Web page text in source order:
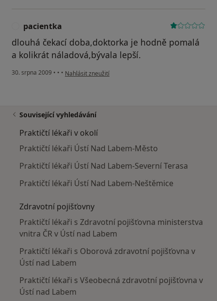
pacientka
dlouhá čekací doba,doktorka je hodně pomalá
a kolikrát náladová,bývala lepší.
30. srpna 2009 • • • podle názoru uživatele pacientka
Nahlásit zneužití
Související vyhledávání
Praktičtí lékaři v okolí
Praktičtí lékaři Ústí Nad Labem-Město
Praktičtí lékaři Ústí Nad Labem-Severní Terasa
Praktičtí lékaři Ústí Nad Labem-Neštěmice
Zdravotní pojišťovny
Praktičtí lékaři s Zdravotní pojišťovna ministerstva
vnitra ČR v Ústí nad Labem
Praktičtí lékaři s Oborová zdravotní pojišťovna v
Ústí nad Labem
Praktičtí lékaři s Všeobecná zdravotní pojišťovna v
Ústí nad Labem